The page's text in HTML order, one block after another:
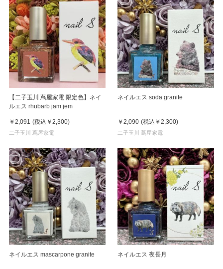
【二子玉川 蔦屋家電 限定色】ネイ
ルエス rhubarb jam jem
￥2,091 (税込 ￥2,300)
二子玉川 蔦屋家電
ネイルエス soda granite
￥2,090 (税込 ￥2,300)
二子玉川 蔦屋家電
ネイルエス mascarpone granite ネイルエス 夜長月